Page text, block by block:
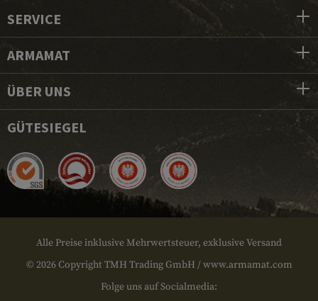
SERVICE
ARMAMAT
ÜBER UNS
GÜTESIEGEL
Alle Preise inklusive Mehrwertsteuer, exklusive Versand
© 2026 Copyright TMH Trading GmbH / www.armamat.com
Folge uns auf Socialmedia: